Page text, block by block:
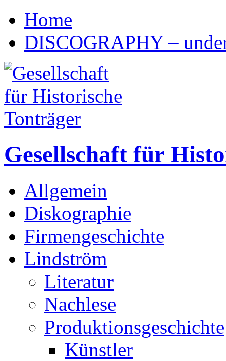
Home
DISCOGRAPHY –
Gesellschaft für
Allgemein
Diskographie
Firmengeschichte
Lindström
Literatur
Nachlese
Produktionsgeschichte
Künstler